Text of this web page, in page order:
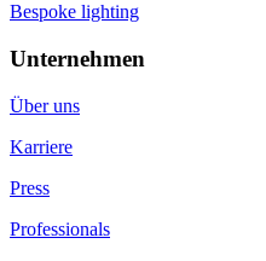
Bespoke lighting
Unternehmen
Über uns
Karriere
Press
Professionals